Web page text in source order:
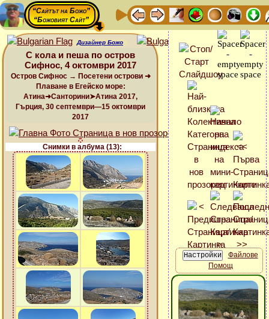
“Сайтът на Божо”
“Божовият Сайт”
Дизайнер Божо
С кола и пеша по остров
Сифнос, 4 октомври 2017
Остров Сифнос → Посетени острови ➜
Плаване в Егейско море:
Атина➜Санторини➤Атина 2017,
Гърция, 30 септември—15 октомври
2017
Снимки в албума (13):
Файлове
Помощ